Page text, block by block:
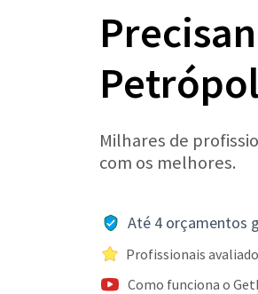
Milhares de
com os melhores.
Até 4 orçamentos
Profissionais
Como funciona o